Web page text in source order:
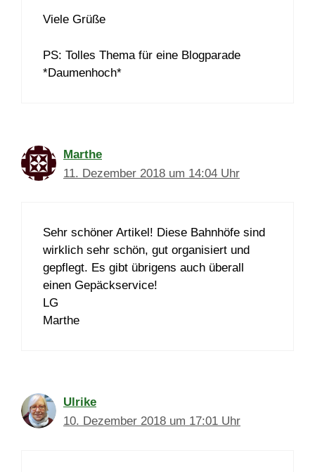
Viele Grüße
PS: Tolles Thema für eine Blogparade
*Daumenhoch*
Marthe
11. Dezember 2018 um 14:04 Uhr
Sehr schöner Artikel! Diese Bahnhöfe sind
wirklich sehr schön, gut organisiert und
gepflegt. Es gibt übrigens auch überall
einen Gepäckservice!
LG
Marthe
Ulrike
10. Dezember 2018 um 17:01 Uhr